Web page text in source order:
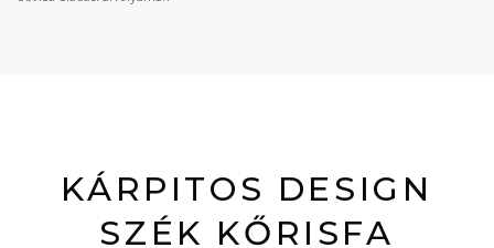
KÁRPITOS DESIGN
SZÉK KŐRISFA